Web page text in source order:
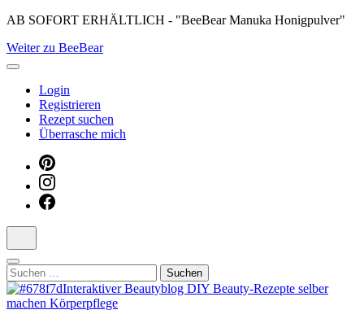
Skip
content
(Press
AB SOFORT ERHÄLTLICH - "BeeBear Manuka Honigpulver"
Weiter zu BeeBear
Login
Registrieren
Rezept suchen
Überrasche mich
Suchen
nach: